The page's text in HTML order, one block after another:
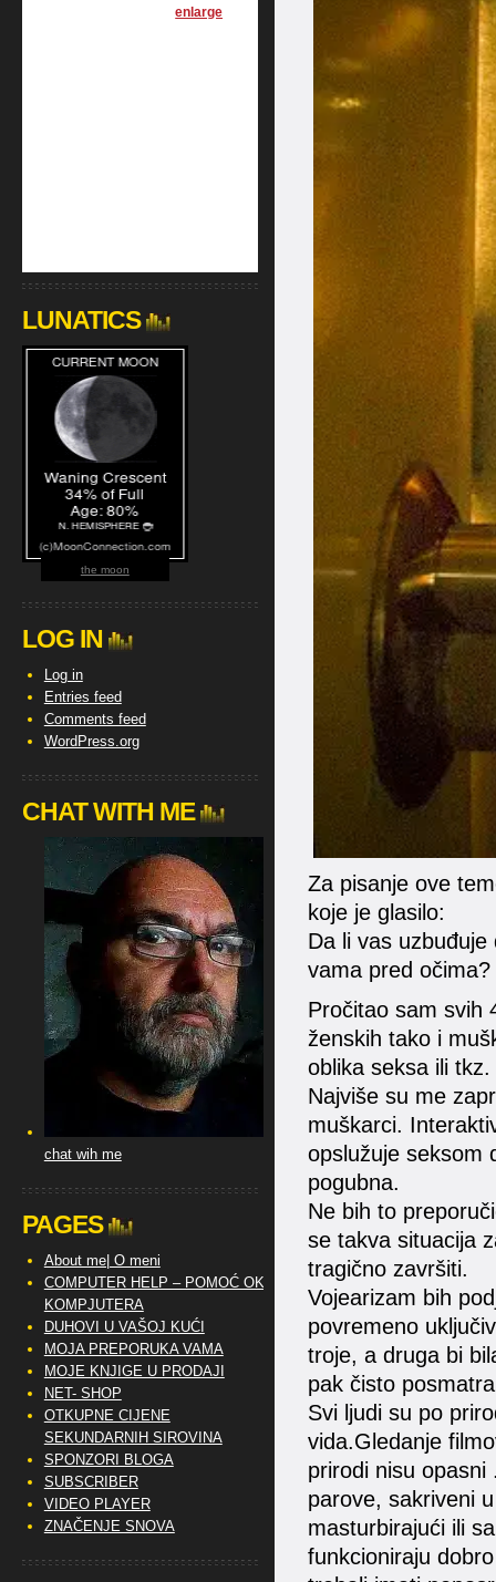
Za pisanje ove
koje je glasilo:
Da li vas
vama pred očima?
Pročitao sam svih
ženskih tako i
oblika seksa ili
Najviše su me
muškarci.
opslužuje seksom
pogubna.
Ne bih to
se takva situacija
tragično završiti.
Vojearizam bih
povremeno
troje, a druga bi
pak čisto
Svi ljudi su po
vida.Gledanje
prirodi nisu
parove, sakriveni
masturbirajući ili
funkcioniraju
[enlarge
LUNATICS
the moon
LOG IN
Log in
Entries feed
Comments feed
WordPress.org
CHAT WITH ME
chat wih me
PAGES
About me| O meni
COMPUTER HELP – POMOĆ OKO
KOMPJUTERA
DUHOVI U VAŠOJ KUĆI
MOJA PREPORUKA VAMA
MOJE KNJIGE U PRODAJI
NET- SHOP
OTKUPNE CIJENE
SEKUNDARNIH SIROVINA
SPONZORI BLOGA
SUBSCRIBER
VIDEO PLAYER
ZNAČENJE SNOVA